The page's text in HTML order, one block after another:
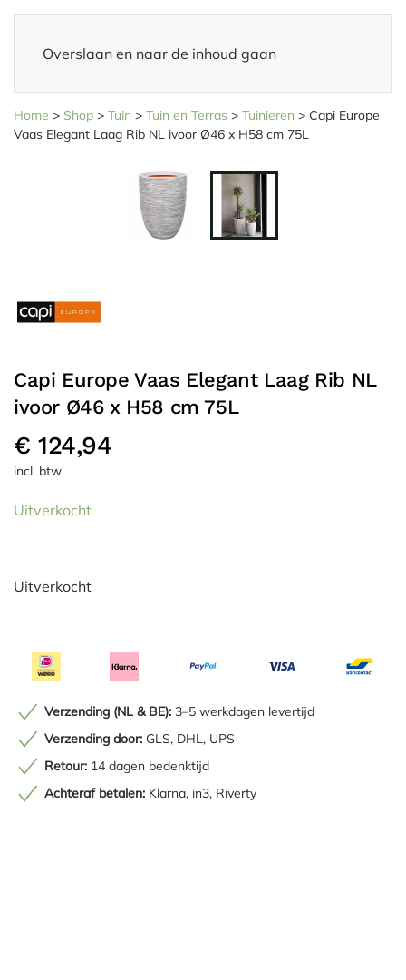
Overslaan en naar de inhoud gaan
Home > Shop > Tuin > Tuin en Terras > Tuinieren > Capi Europe
Vaas Elegant Laag Rib NL ivoor Ø46 x H58 cm 75L
Capi Europe Vaas Elegant Laag Rib NL
ivoor Ø46 x H58 cm 75L
€ 124,94
incl. btw
Uitverkocht
Uitverkocht
Verzending (NL & BE): 3–5 werkdagen levertijd
Verzending door: GLS, DHL, UPS
Retour: 14 dagen bedenktijd
Achteraf betalen: Klarna, in3, Riverty